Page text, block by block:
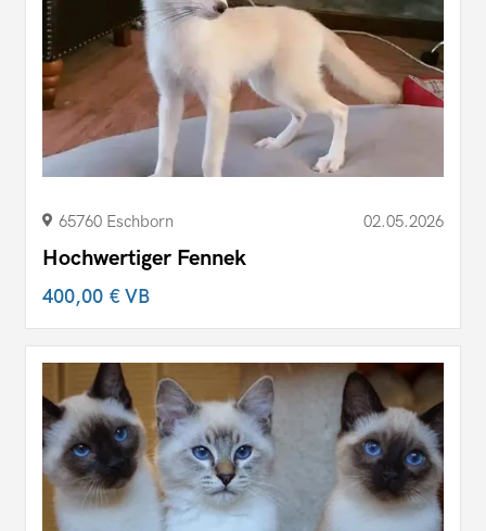
65760 Eschborn 02.05.2026
Hochwertiger Fennek
400,00 €VB